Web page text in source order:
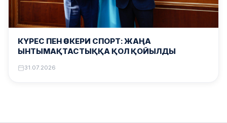
КҮРЕС ПЕН ӘСКЕРИ СПОРТ: ЖАҢА
ЫНТЫМАҚТАСТЫҚҚА ҚОЛ ҚОЙЫЛДЫ
31.07.2026